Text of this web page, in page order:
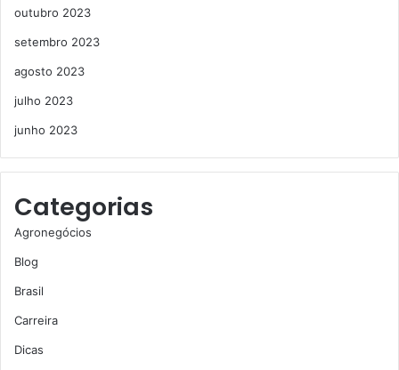
outubro 2023
setembro 2023
agosto 2023
julho 2023
junho 2023
Categorias
Agronegócios
Blog
Brasil
Carreira
Dicas